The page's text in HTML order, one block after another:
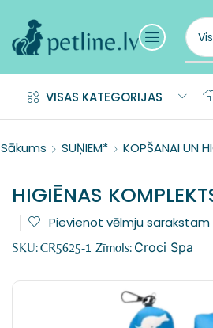
VISAS KATEGORIJAS
Sākums SUŅIEM* KOPŠANAI UN
HIGIĒNAS
Pievienot vēlmju sarakstam
SKU:CR5625-1 Zīmols: Croci Spa